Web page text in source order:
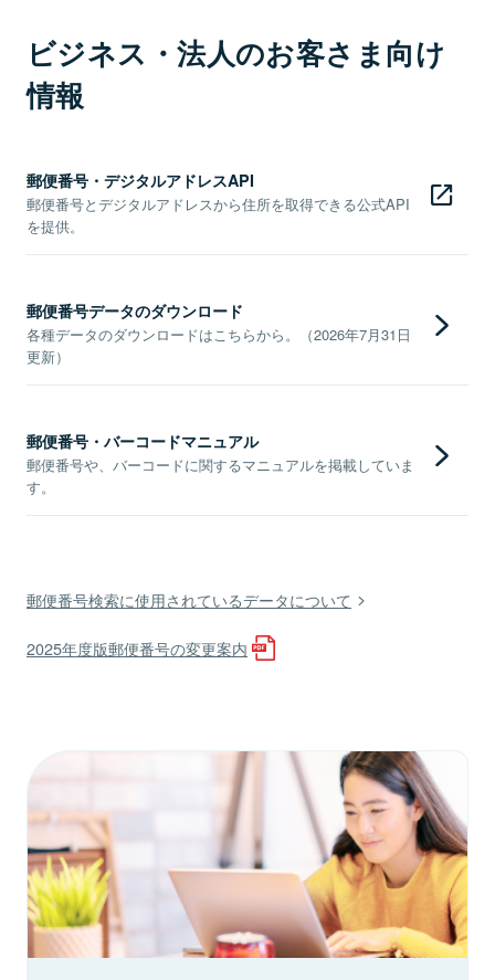
ビジネス・法人のお客さま向け
情報
郵便番号・デジタルアドレスAPI
郵便番号とデジタルアドレスから住所を取得できる公式API
を提供。
郵便番号データのダウンロード
各種データのダウンロードはこちらから。（2026年7月31日
更新）
郵便番号・バーコードマニュアル
郵便番号や、バーコードに関するマニュアルを掲載していま
す。
郵便番号検索に使用されているデータについて
2025年度版郵便番号の変更案内